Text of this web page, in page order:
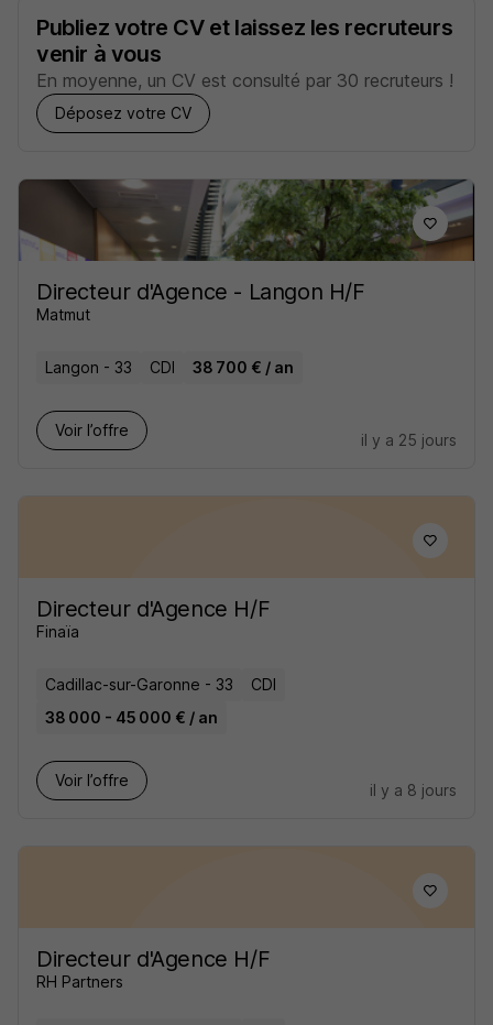
Publiez votre CV et laissez les recruteurs
venir à vous
En moyenne, un CV est consulté par 30 recruteurs !
Déposez votre CV
Directeur d'Agence - Langon H/F
Matmut
Langon - 33 CDI 38 700 € / an
Voir l’offre
il y a 25 jours
Directeur d'Agence H/F
Finaïa
Cadillac-sur-Garonne - 33
CDI
38 000 - 45 000 € / an
Voir l’offre
il y a 8 jours
Directeur d'Agence H/F
RH Partners